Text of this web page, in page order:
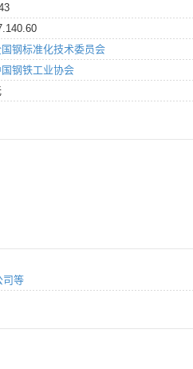
钢标准化技术委员会
国钢铁工业协会
司等